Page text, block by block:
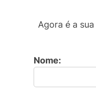
Agora é a
Nome: